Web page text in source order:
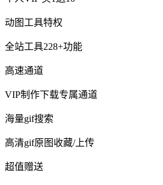
动图工具特权
全站工具228+功能
高速通道
VIP制作下载专属通道
海量gif搜索
高清gif原图收藏/上传
超值赠送